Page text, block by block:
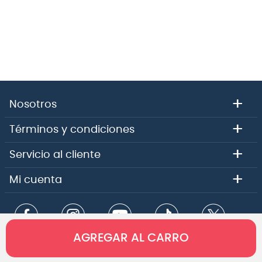
AGREGAR AL CARRO
afinación inigualable, manteniéndose afinada
Las cuerdas D'Addario 80/20 se fabrican en EE.
UU.
Nosotros +
Términos y condiciones +
Servicio al cliente +
Mi cuenta +